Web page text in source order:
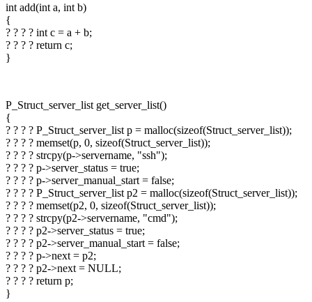
int add(int a, int b)
{
? ? ? ? int c = a + b;
? ? ? ? return c;
}
P_Struct_server_list get_server_list()
{
? ? ? ? P_Struct_server_list p = malloc(sizeof(Struct_server_list));
? ? ? ? memset(p, 0, sizeof(Struct_server_list));
? ? ? ? strcpy(p->servername, "ssh");
? ? ? ? p->server_status = true;
? ? ? ? p->server_manual_start = false;
? ? ? ? P_Struct_server_list p2 = malloc(sizeof(Struct_server_list));
? ? ? ? memset(p2, 0, sizeof(Struct_server_list));
? ? ? ? strcpy(p2->servername, "cmd");
? ? ? ? p2->server_status = true;
? ? ? ? p2->server_manual_start = false;
? ? ? ? p->next = p2;
? ? ? ? p2->next = NULL;
? ? ? ? return p;
}